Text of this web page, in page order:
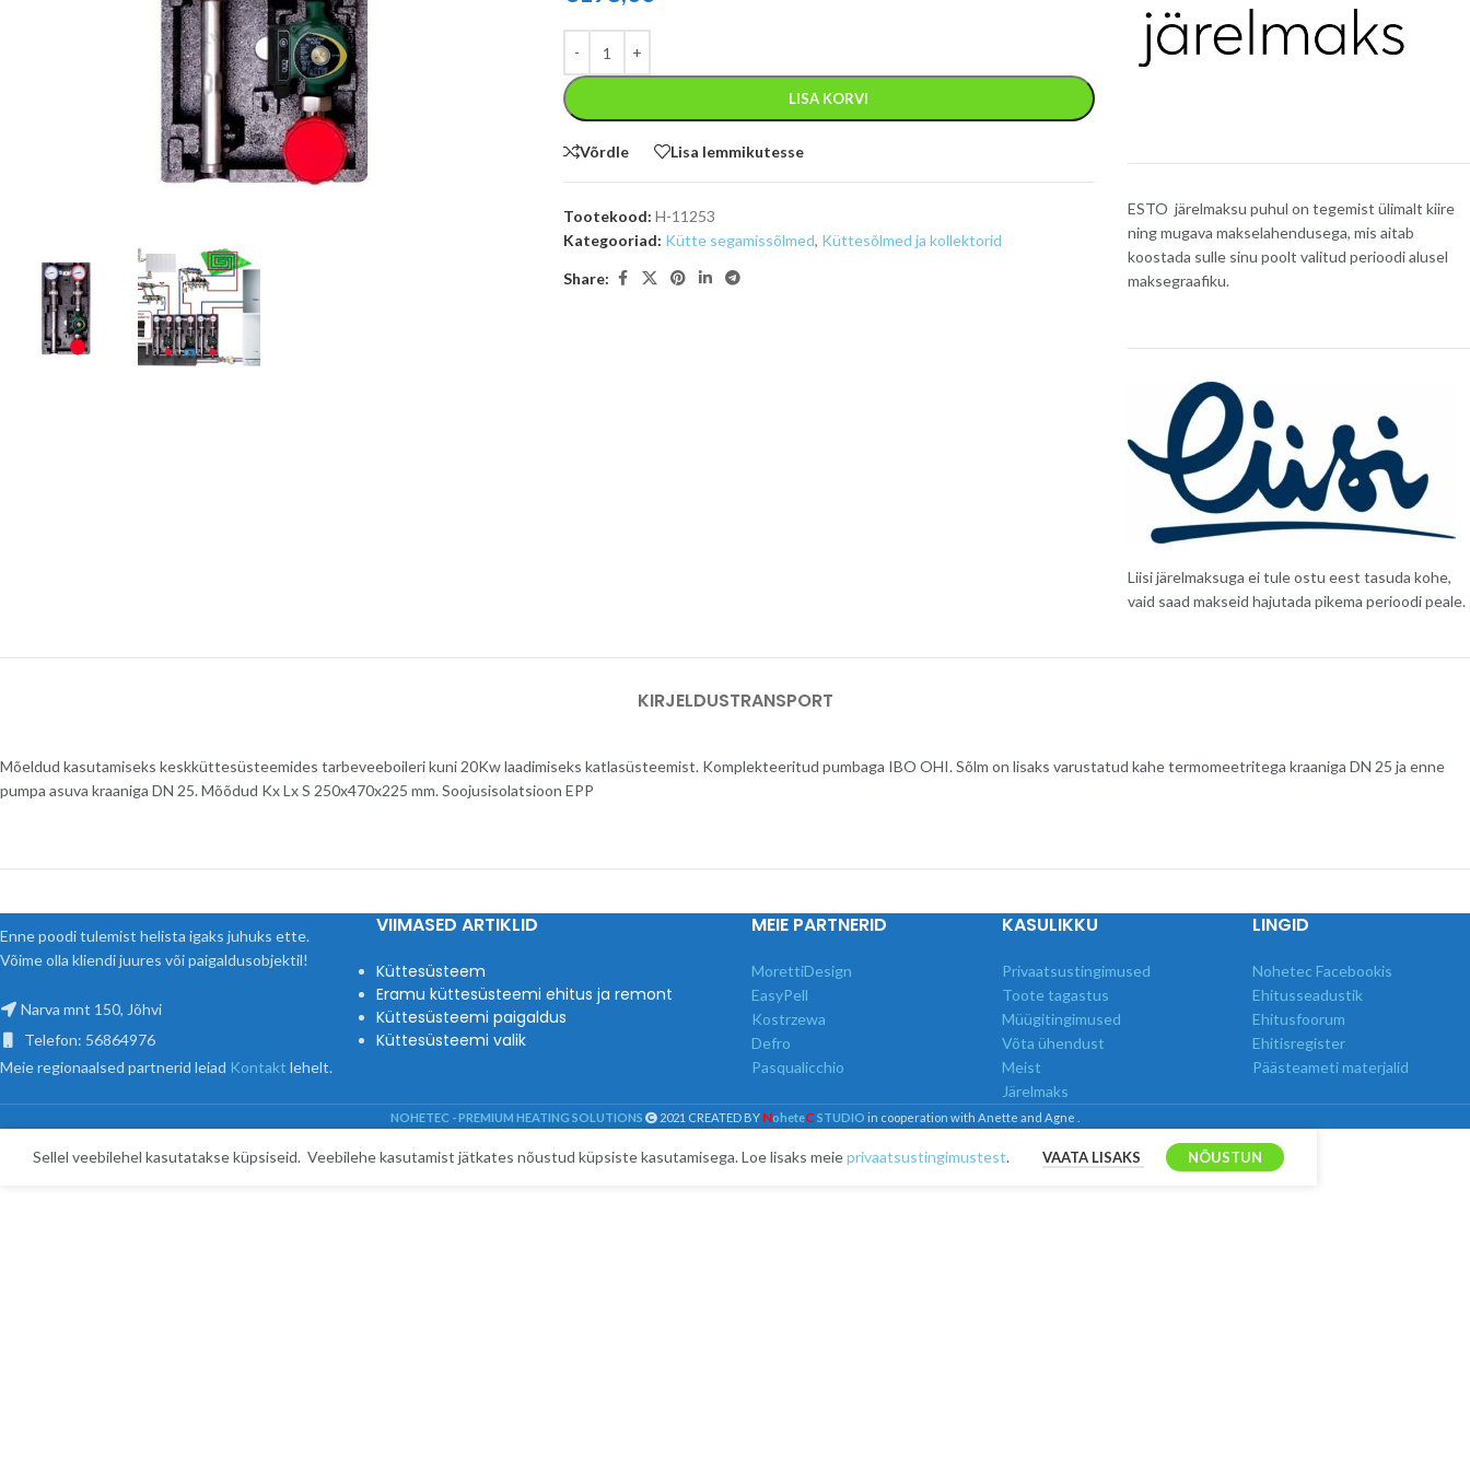
LISA KORVI
Võrdle Lisa lemmikutesse
Tootekood:H-11253
Kategooriad: Kütte segamissõlmed, Küttesõlmed ja kollektorid
Share:
ESTO järelmaksu puhul on tegemist ülimalt kiire
ning mugava makselahendusega, mis aitab
koostada sulle sinu poolt valitud perioodi alusel
maksegraafiku.
Liisi järelmaksuga ei tule ostu eest tasuda kohe,
vaid saad makseid hajutada pikema perioodi peale.
KIRJELDUSTRANSPORT
Mõeldud kasutamiseks keskküttesüsteemides tarbeveeboileri kuni 20Kw laadimiseks katlasüsteemist. Komplekteeritud pumbaga IBO OHI. Sõlm on lisaks varustatud kahe termomeetritega kraaniga DN 25 ja enne
pumpa asuva kraaniga DN 25. Mõõdud Kx Lx S 250x470x225 mm. Soojusisolatsioon EPP
Enne poodi tulemist helista igaks juhuks ette.
Võime olla kliendi juures või paigaldusobjektil!
Narva mnt 150, Jõhvi
Telefon: 56864976
Meie regionaalsed partnerid leiad Kontakt lehelt.
VIIMASED ARTIKLID
Küttesüsteem
Eramu küttesüsteemi ehitus ja remont
Küttesüsteemi paigaldus
Küttesüsteemi valik
MEIE PARTNERID
MorettiDesign
EasyPell
Kostrzewa
Defro
Pasqualicchio
KASULIKKU
Privaatsustingimused
Toote tagastus
Müügitingimused
Võta ühendust
Meist
Järelmaks
LINGID
Nohetec Facebookis
Ehitusseadustik
Ehitusfoorum
Ehitisregister
Päästeameti materjalid
NOHETEC - PREMIUM HEATING SOLUTIONS 2021 CREATED BY NoheteC STUDIO in cooperation with Anette and Agne .
Sellel veebilehel kasutatakse küpsiseid. Veebilehe kasutamist jätkates nõustud küpsiste kasutamisega. Loe lisaks meieprivaatsustingimustest. VAATA LISAKS NÕUSTUN